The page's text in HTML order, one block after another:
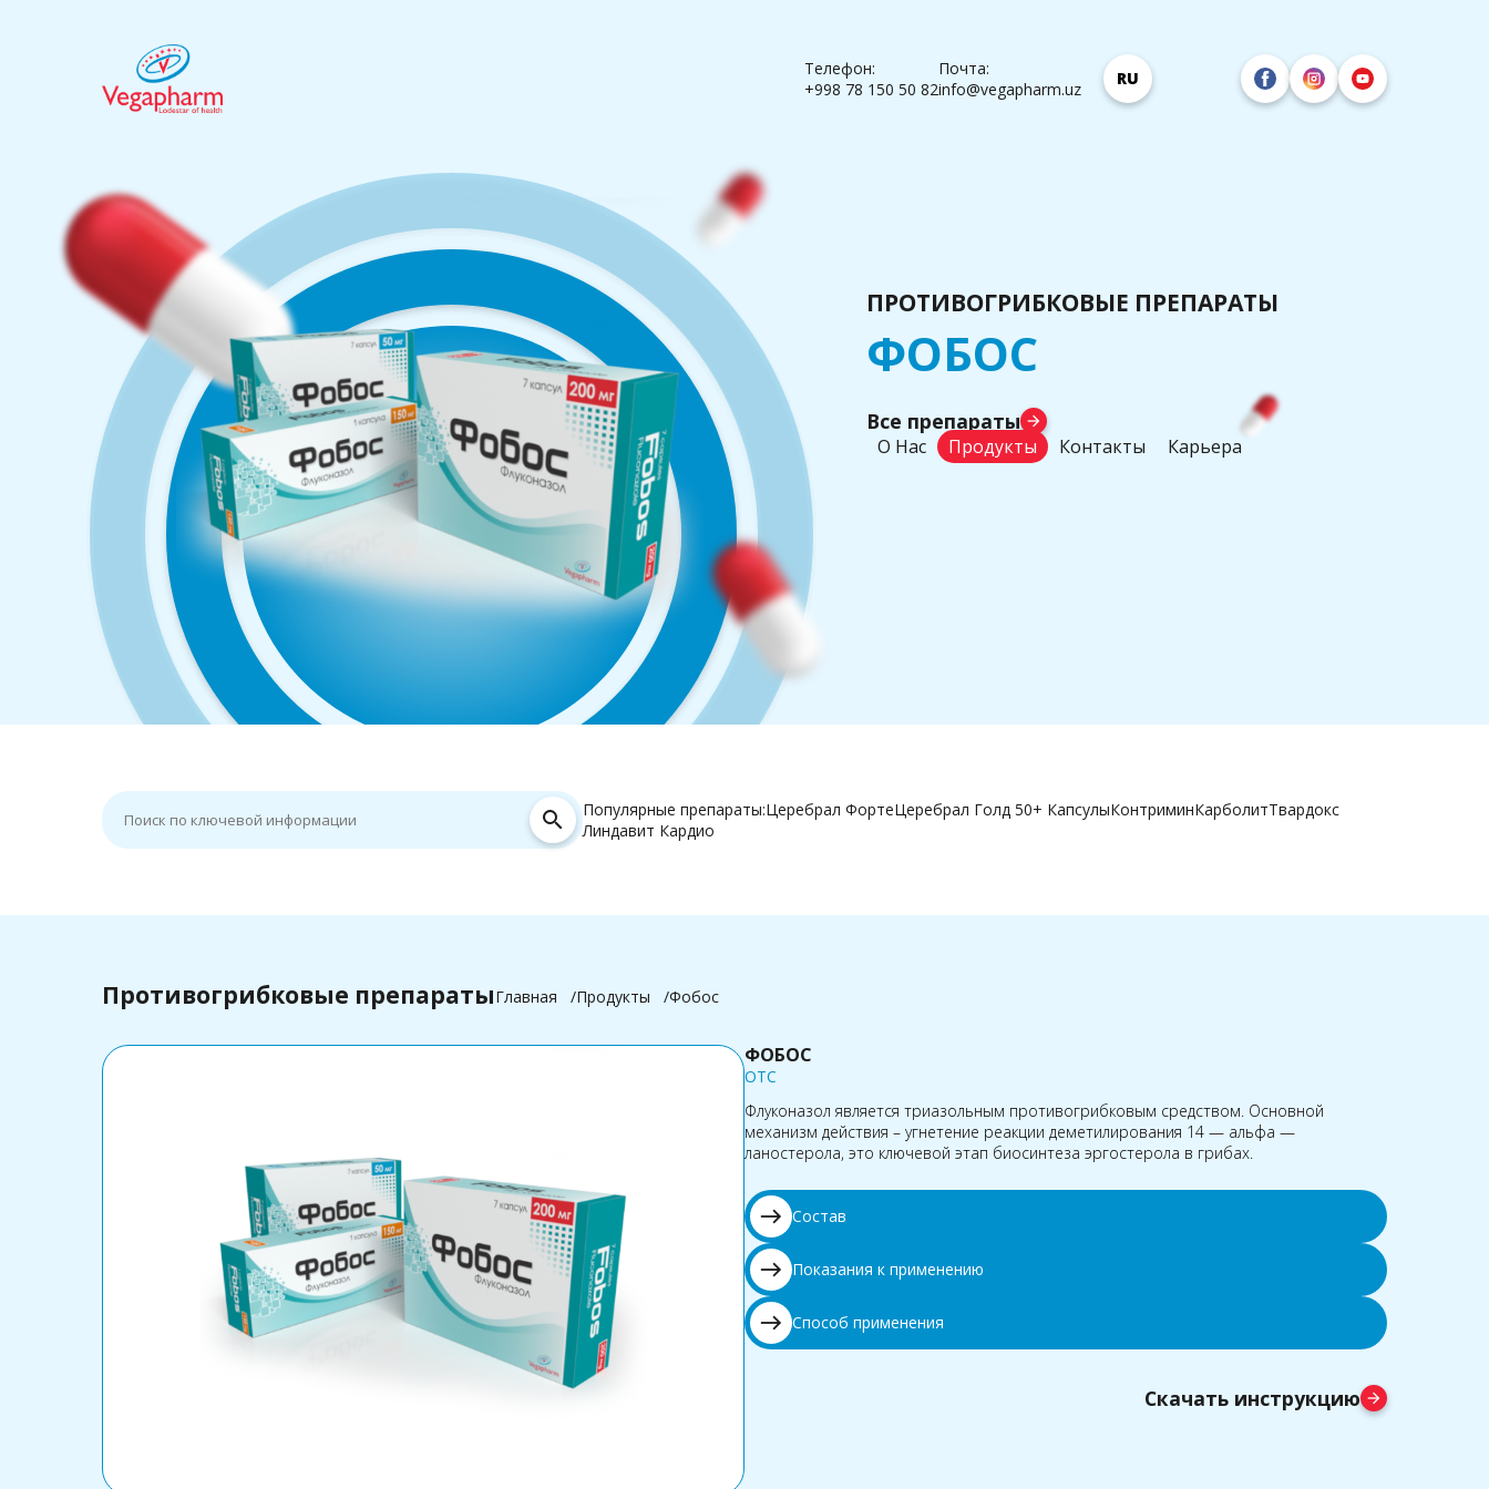
Телефон:
+998 78 150 50 82
Почта:
info@vegapharm.uz
RU
ПРОТИВОГРИБКОВЫЕ ПРЕПАРАТЫ
ФОБОС
Все препараты arrow_forward
О Нас Продукты Контакты Карьера
search Популярные препараты:Церебрал ФортеЦеребрал Голд 50+ КапсулыКонтриминКарболитТвардокс
Линдавит Кардио
Противогрибковые препаратыГлавная Продукты Фобос
ФОБОС
OTC
Флуконазол является триазольным противогрибковым средством. Основной
механизм действия – угнетение реакции деметилирования 14 — альфа —
ланостерола, это ключевой этап биосинтеза эргостерола в грибах.
east Состав
east Показания к применению
east Способ применения
Скачать инструкцию arrow_forward